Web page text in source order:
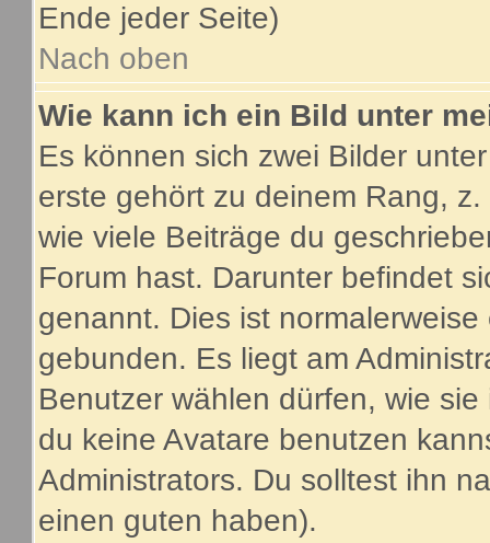
Ende jeder Seite)
Nach oben
Wie kann ich ein Bild unter
Es können sich zwei Bilder
erste gehört zu deinem Rang,
wie viele Beiträge du
Forum hast. Darunter befindet
genannt. Dies ist
gebunden. Es liegt am
Benutzer wählen dürfen, wie
du keine Avatare benutzen
Administrators. Du solltest ihn
einen guten haben).